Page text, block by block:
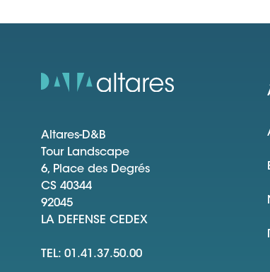
Altares-D&B
Tour Landscape
6, Place des Degrés
CS 40344
92045
LA DEFENSE CEDEX
TEL: 01.41.37.50.00